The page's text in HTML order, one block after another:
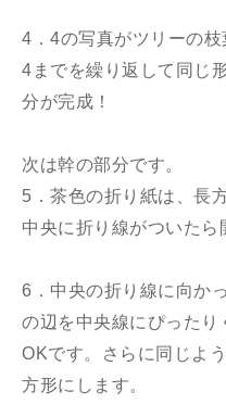
4．4の写真がツリーの
4までを繰り返して同じ
分が完成！
次は幹の部分です。
5．茶色の折り紙は、長
中央に折り線がついたら
6．中央の折り線に向か
の辺を中央線にぴった
OKです。さらに同じよ
方形にします。